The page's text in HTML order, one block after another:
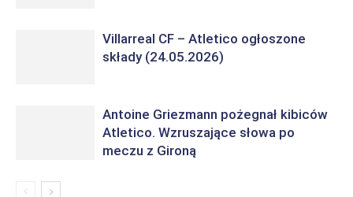
Villarreal CF – Atletico ogłoszone
składy (24.05.2026)
Antoine Griezmann pożegnał kibiców
Atletico. Wzruszające słowa po
meczu z Gironą